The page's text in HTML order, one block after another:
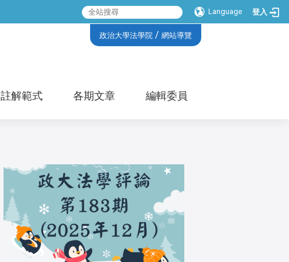
Language 登入
政治大學法學院/ 網站導覽
註解範式 各期文章 編輯委員